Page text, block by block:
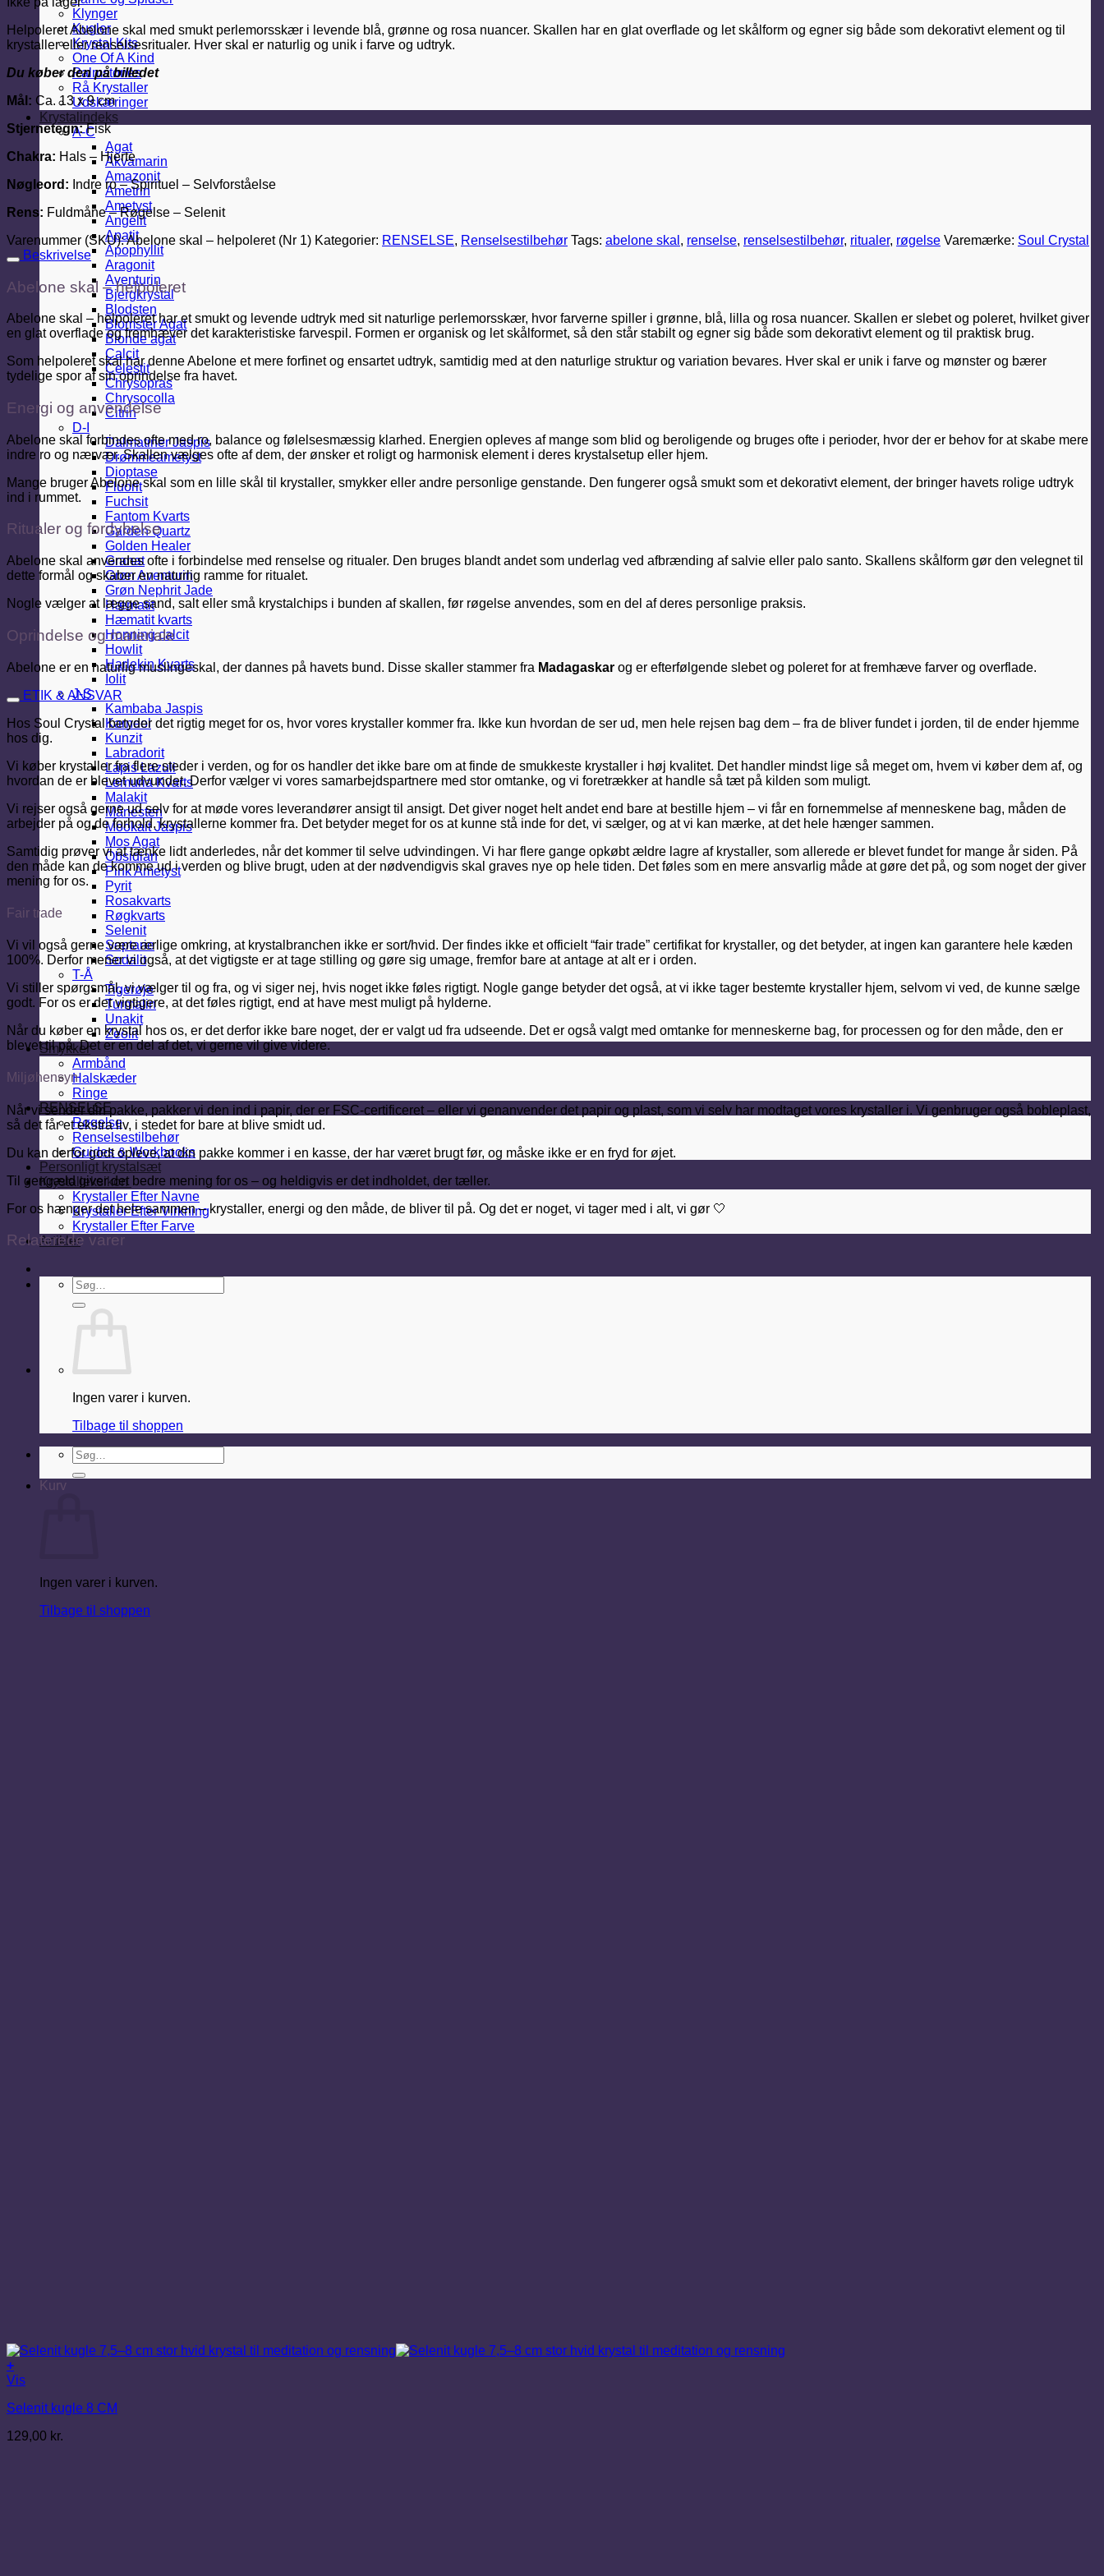
Klynger
Kugler
Krystal Kits
One Of A Kind
Palmstones
Rå Krystaller
Udskæringer
Krystalindeks
A-C
Agat
Akvamarin
Amazonit
Ametrin
Ametyst
Angelit
Apatit
Apophyllit
Aragonit
Aventurin
Bjergkrystal
Blodsten
Blomster Agat
Blonde agat
Calcit
Celestit
Chrysopras
Chrysocolla
Citrin
D-I
Dalmatiner Jaspis
Drømmeametyst
Dioptase
Fluorit
Fuchsit
Fantom Kvarts
Garden Quartz
Golden Healer
Granat
Grøn Aventurin
Grøn Nephrit Jade
Hæmatit
Hæmatit kvarts
Honning calcit
Howlit
Harlekin Kvarts
Iolit
J-S
Kambaba Jaspis
Karneol
Kunzit
Labradorit
Lapis Lazuli
Lemuria Kvarts
Malakit
Månesten
Mookait Jaspis
Mos Agat
Obsidian
Pink Ametyst
Pyrit
Rosakvarts
Røgkvarts
Selenit
Septarie
Sodalit
T-Å
Tigerøje
Turmalin
Unakit
Zeolit
Smykker
Armbånd
Halskæder
Ringe
RENSELSE
Røgelse
Renselsestilbehør
Guides & Workbooks
Personligt krystalsæt
Krystalleksikon
Krystaller Efter Navne
Krystaller Efter Virkning
Krystaller Efter Farve
Artikler
Søg
efter:
Ingen varer i kurven.
Tilbage til shoppen
Søg
efter:
Kurv
Ingen varer i kurven.
Tilbage til shoppen
Helpoleret Abelone skal med smukt perlemorsskær i levende blå, grønne og rosa nuancer. Skallen har en glat overflade og let skålform og egner sig både som dekorativt element og til
krystaller eller renselsesritualer. Hver skal er naturlig og unik i farve og udtryk.
Du køber den på billedet
Mål: Ca. 13 x 9 cm
Stjernetegn:Fisk
Chakra: Hals – Hjerte
Nøgleord: Indre ro – Spirituel – Selvforståelse
Rens: Fuldmåne – Røgelse – Selenit
Varenummer (SKU):Abelone skal – helpoleret (Nr 1) Kategorier: RENSELSE, Renselsestilbehør Tags: abelone skal , renselse, renselsestilbehør, ritualer, røgelse Varemærke: Soul Crystal
Beskrivelse
Abelone skal – helpoleret
Abelone skal – helpoleret har et smukt og levende udtryk med sit naturlige perlemorsskær, hvor farverne spiller i grønne, blå, lilla og rosa nuancer. Skallen er slebet og poleret, hvilket giver
en glat overflade og fremhæver det karakteristiske farvespil. Formen er organisk og let skålformet, så den står stabilt og egner sig både som dekorativt element og til praktisk brug.
Som helpoleret skal har denne Abelone et mere forfinet og ensartet udtryk, samtidig med at den naturlige struktur og variation bevares. Hver skal er unik i farve og mønster og bærer
tydelige spor af sin oprindelse fra havet.
Energi og anvendelse
Abelone skal forbindes ofte med ro, balance og følelsesmæssig klarhed. Energien opleves af mange som blid og beroligende og bruges ofte i perioder, hvor der er behov for at skabe mere
indre ro og nærvær. Skallen vælges ofte af dem, der ønsker et roligt og harmonisk element i deres krystalsetup eller hjem.
Mange bruger Abelone skal som en lille skål til krystaller, smykker eller andre personlige genstande. Den fungerer også smukt som et dekorativt element, der bringer havets rolige udtryk
ind i rummet.
Ritualer og fordybelse
Abelone skal anvendes ofte i forbindelse med renselse og ritualer. Den bruges blandt andet som underlag ved afbrænding af salvie eller palo santo. Skallens skålform gør den velegnet til
dette formål og skaber en naturlig ramme for ritualet.
Nogle vælger at lægge sand, salt eller små krystalchips i bunden af skallen, før røgelse anvendes, som en del af deres personlige praksis.
Oprindelse og materiale
Abelone er en naturlig muslingeskal, der dannes på havets bund. Disse skaller stammer fra Madagaskar og er efterfølgende slebet og poleret for at fremhæve farver og overflade.
ETIK & ANSVAR
Hos Soul Crystal betyder det rigtig meget for os, hvor vores krystaller kommer fra. Ikke kun hvordan de ser ud, men hele rejsen bag dem – fra de bliver fundet i jorden, til de ender hjemme
hos dig.
Vi køber krystaller fra flere steder i verden, og for os handler det ikke bare om at finde de smukkeste krystaller i høj kvalitet. Det handler mindst lige så meget om, hvem vi køber dem af, og
hvordan de er blevet udvundet. Derfor vælger vi vores samarbejdspartnere med stor omtanke, og vi foretrækker at handle så tæt på kilden som muligt.
Vi rejser også gerne ud selv for at møde vores leverandører ansigt til ansigt. Det giver noget helt andet end bare at bestille hjem – vi får en fornemmelse af menneskene bag, måden de
arbejder på og de forhold, krystallerne kommer fra. Det betyder meget for os at kunne stå inde for det, vi sælger, og at vi kan mærke, at det hele hænger sammen.
Samtidig prøver vi at tænke lidt anderledes, når det kommer til selve udvindingen. Vi har flere gange opkøbt ældre lagre af krystaller, som allerede er blevet fundet for mange år siden. På
den måde kan de komme ud i verden og blive brugt, uden at der nødvendigvis skal graves nye op hele tiden. Det føles som en mere ansvarlig måde at gøre det på, og som noget der giver
mening for os.
Fair trade
Vi vil også gerne være ærlige omkring, at krystalbranchen ikke er sort/hvid. Der findes ikke et officielt “fair trade” certifikat for krystaller, og det betyder, at ingen kan garantere hele kæden
100%. Derfor mener vi også, at det vigtigste er at tage stilling og gøre sig umage, fremfor bare at antage at alt er i orden.
Vi stiller spørgsmål, vi vælger til og fra, og vi siger nej, hvis noget ikke føles rigtigt. Nogle gange betyder det også, at vi ikke tager bestemte krystaller hjem, selvom vi ved, de kunne sælge
godt. For os er det vigtigere, at det føles rigtigt, end at have mest muligt på hylderne.
Når du køber en krystal hos os, er det derfor ikke bare noget, der er valgt ud fra udseende. Det er også valgt med omtanke for menneskerne bag, for processen og for den måde, den er
blevet til på. Det er en del af det, vi gerne vil give videre.
Miljøhensyn
Når vi sender din pakke, pakker vi den ind i papir, der er FSC-certificeret – eller vi genanvender det papir og plast, som vi selv har modtaget vores krystaller i. Vi genbruger også bobleplast,
så det får et ekstra liv, i stedet for bare at blive smidt ud.
Du kan derfor godt opleve, at din pakke kommer i en kasse, der har været brugt før, og måske ikke er en fryd for øjet.
Til gengæld giver det bedre mening for os – og heldigvis er det indholdet, der tæller.
For os hænger det hele sammen – krystaller, energi og den måde, de bliver til på. Og det er noget, vi tager med i alt, vi gør 🤍
Relaterede varer
+
Vis
Selenit kugle 8 CM
129,00 kr.